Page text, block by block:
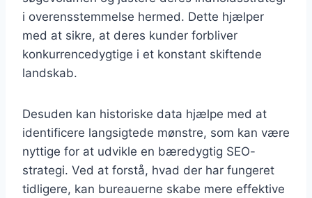
i overensstemmelse hermed. Dette hjælper
med at sikre, at deres kunder forbliver
konkurrencedygtige i et konstant skiftende
landskab.
Desuden kan historiske data hjælpe med at
identificere langsigtede mønstre, som kan være
nyttige for at udvikle en bæredygtig SEO-
strategi. Ved at forstå, hvad der har fungeret
tidligere, kan bureauerne skabe mere effektive